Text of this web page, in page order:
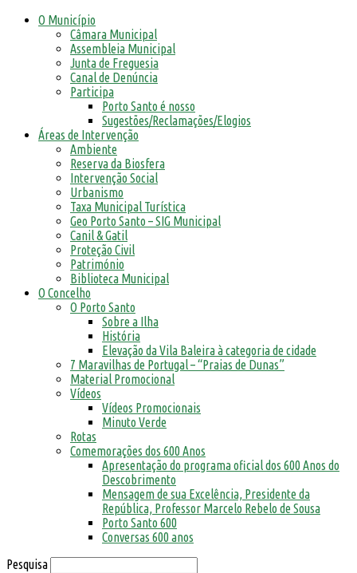
O Município
Câmara Municipal
Assembleia Municipal
Junta de Freguesia
Canal de Denúncia
Participa
Porto Santo é nosso
Sugestões/Reclamações/Elogios
Áreas de Intervenção
Ambiente
Reserva da Biosfera
Intervenção Social
Urbanismo
Taxa Municipal Turística
Geo Porto Santo – SIG Municipal
Canil & Gatil
Proteção Civil
Património
Biblioteca Municipal
O Concelho
O Porto Santo
Sobre a Ilha
História
Elevação da Vila Baleira à categoria de cidade
7 Maravilhas de Portugal – “Praias de Dunas”
Material Promocional
Vídeos
Vídeos Promocionais
Minuto Verde
Rotas
Comemorações dos 600 Anos
Apresentação do programa oficial dos 600 Anos do
Descobrimento
Mensagem de sua Excelência, Presidente da
República, Professor Marcelo Rebelo de Sousa
Porto Santo 600
Conversas 600 anos
Pesquisa